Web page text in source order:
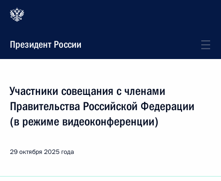
Президент России
Участники совещания с членами
Правительства Российской Федерации
(в режиме видеоконференции)
29 октября 2025 года